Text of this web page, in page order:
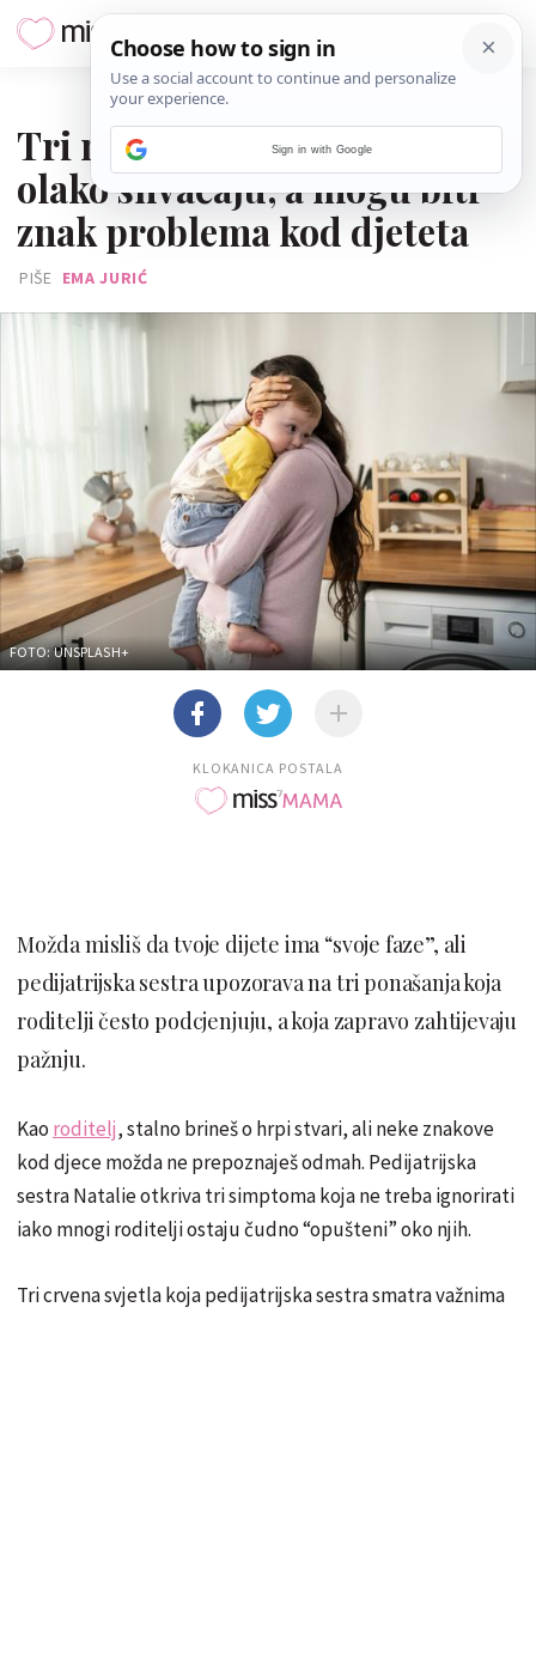
Tri navike koje roditelji
olako shvaćaju, a mogu biti
znak problema kod djeteta
PIŠE EMA JURIĆ
FOTO: UNSPLASH+
KLOKANICA POSTALA
Možda misliš da tvoje dijete ima “svoje faze”, ali
pedijatrijska sestra upozorava na tri ponašanja koja
roditelji često podcjenjuju, a koja zapravo zahtijevaju
pažnju.
Kao roditelj, stalno brineš o hrpi stvari, ali neke znakove
kod djece možda ne prepoznaješ odmah. Pedijatrijska
sestra Natalie otkriva tri simptoma koja ne treba ignorirati
iako mnogi roditelji ostaju čudno “opušteni” oko njih.
Tri crvena svjetla koja pedijatrijska sestra smatra važnima
Sign in with Google